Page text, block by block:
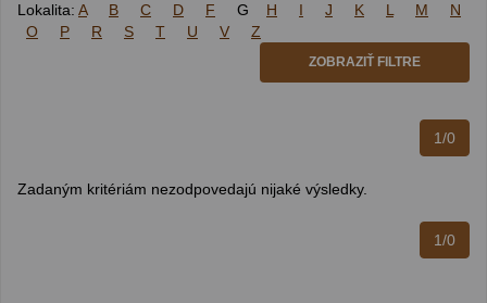
Lokalita: A B C D F G H I J K L M
N
O
P R S T U V Z
ZOBRAZIŤ FILTRE
1/0
Zadaným kritériám nezodpovedajú nijaké výsledky.
1/0